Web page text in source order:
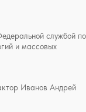
службой по
и массовых
Иванов Андрей